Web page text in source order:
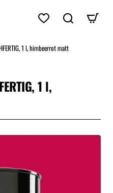
1 l, himbeerrot matt
1 l,